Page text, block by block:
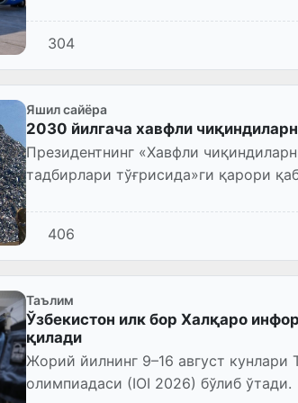
304
Яшил сайёра
2030 йилгача хавфли
Президентнинг «Хавфли
тадбирлари тўғрисида»ги қарори
406
Таълим
Ўзбекистон илк бор Халқаро
қилади
Жорий йилнинг 9–16 август
олимпиадаси (IOI 2026) бўлиб ўтади.